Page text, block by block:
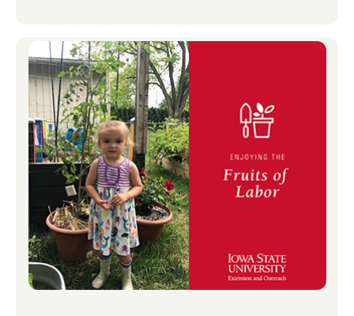
ความสุขกับสมุนไพรสดด้วยเงินที่น้อยกว่ามาก